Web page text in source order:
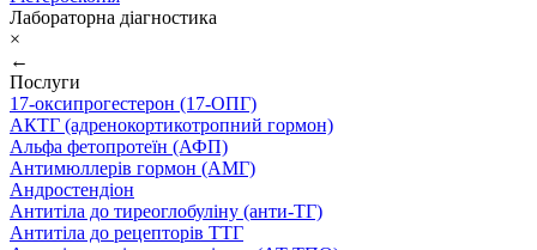
Лабораторна діагностика
×
←
Послуги
17-оксипрогестерон (17-ОПГ)
АКТГ (адренокортикотропний гормон)
Альфа фетопротеїн (АФП)
Антимюллерів гормон (АМГ)
Андростендіон
Антитіла до тиреоглобуліну (анти-ТГ)
Антитіла до рецепторів ТТГ